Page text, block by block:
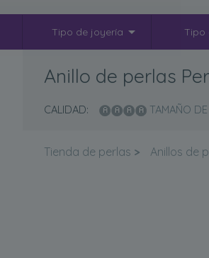
Tipo de joyería Tipo
Anillo de perlas
CALIDAD: TAMAÑO
Tienda de perlas > Anillos de